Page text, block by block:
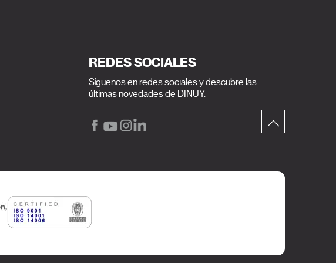
REDES SOCIALES
Síguenos en redes sociales y descubre las
últimas novedades de DINUY.